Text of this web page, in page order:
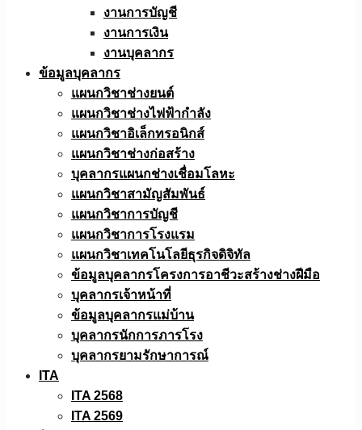
งานการบัญชี
งานการเงิน
งานบุคลากร
ข้อมูลบุคลากร
แผนกวิชาช่างยนต์
แผนกวิชาช่างไฟฟ้ากำลัง
แผนกวิชาอิเล็กทรอนิกส์
แผนกวิชาช่างก่อสร้าง
บุคลากรแผนกช่างเชื่อมโลหะ
แผนกวิชาสามัญสัมพันธ์
แผนกวิชาการบัญชี
แผนกวิชาการโรงแรม
แผนกวิชาเทคโนโลยีธุรกิจดิจิทัล
ข้อมูลบุคลากรโครงการอาชีวะสร้างช่างฝีมือ
บุคลากรเจ้าหน้าที่
ข้อมูลบุคลากรแม่บ้าน
บุคลากรนักการภารโรง
บุคลากรยามรักษาการณ์
ITA
ITA 2568
ITA 2569